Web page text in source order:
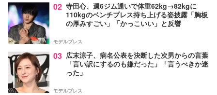
02 寺田心、週6ジム通いで体重62kg→82kgに
110kgのベンチプレス持ち上げる姿披露「胸板
の厚みすごい」「かっこいい」と反響
モデルプレス
03 広末涼子、病名公表を決断した次男からの言葉
「言い訳にするのも嫌だった」「言うべきか迷
った」
モデルプレス